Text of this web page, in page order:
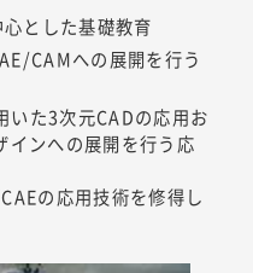
とした基礎教育
CAMへの展開を行う
いた3次元CADの応用お
インへの展開を行う応
の応用技術を修得し